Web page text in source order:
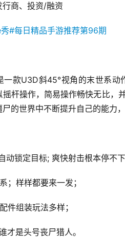
商、投资/融资
一款U3D斜45°视角的末世系
摇杆操作，简易操作畅快无比，
的世界中不断提升自己的能力
动锁定目标; 爽快射击根本停不下
；样样都要来一发；
件组装玩法多样；
才是头号丧尸猎人。